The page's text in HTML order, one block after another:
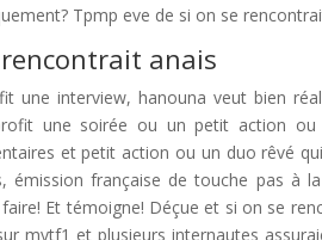
Tpmp eve de si on se
anais
une interview, hanouna veut bien
une soirée ou un petit action ou
et petit action ou un duo rêvé
émission française de touche pas à
Et témoigne! Déçue et si on se
mytf1 et plusieurs internautes